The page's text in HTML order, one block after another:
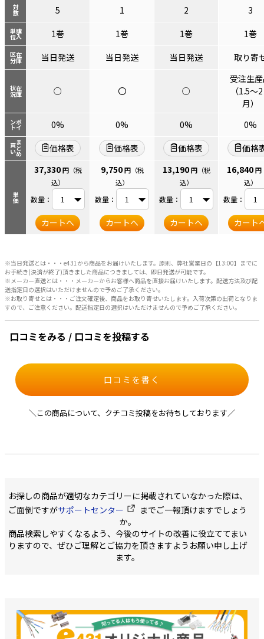
対数
購入
単位
在庫
区分
在庫
状況
ポイ
ント
まとめ
買い
単価
5 1 2
3
1巻
1巻 1巻
1巻
当日発送
当日発送 当日発送 取り寄
○ 〇 ○
受注生
（1.5～
月）
0%
0% 0%
0%
価格表
価格表 価格表
価格
37,330 円（税
込）
数量：
カートへ
9,750 円（税
込）
数量：
カートへ
13,190 円（税
込）
数量：
カートへ
16,840 円
込）
数量：
カート
※当日発送とは・・・e431から商品をお届けいたします。原則、弊社営業日の【13:00】までに
お手続き(決済が終了)頂きました商品につきましては、即日発送が可能です。
※メーカー直送とは・・・メーカーからお客様へ商品を直接お届けいたします。配送方法及び配
送指定日の選択はいただけませんので予めご了承ください。
※お取り寄せとは・・・ご注文確定後、商品をお取り寄せいたします。入荷次第の出荷となりま
すので、ご注意ください。配送指定日の選択はいただけませんので予めご了承ください。
口コミをみる / 口コミを投稿する
口コミを書く
＼この商品について、クチコミ投稿をお待ちしております／
お探しの商品が適切なカテゴリーに掲載されていなかった際は、
ご面倒ですがサポートセンター
までご一報頂けますでしょう
か。
商品検索しやすくなるよう、今後のサイトの改善に役立ててまい
りますので、ぜひご理解とご協力を頂きますようお願い申し上げ
ます。